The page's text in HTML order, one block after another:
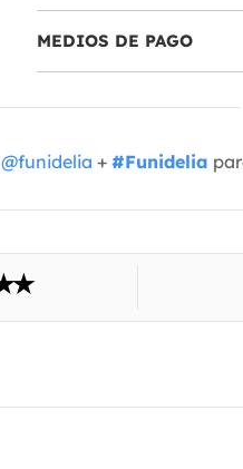
MEDIOS DE PAGO
@funidelia + #Funidelia